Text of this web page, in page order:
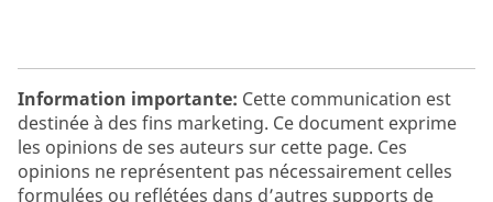
Information importante: Cette communication est
destinée à des fins marketing. Ce document exprime
les opinions de ses auteurs sur cette page. Ces
opinions ne représentent pas nécessairement celles
formulées ou reflétées dans d’autres supports de